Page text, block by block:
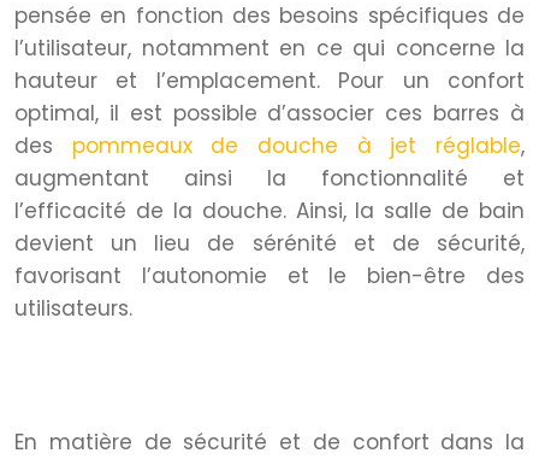
pensée en fonction des besoins spécifiques de
l’utilisateur, notamment en ce qui concerne la
hauteur et l’emplacement. Pour un confort
optimal, il est possible d’associer ces barres à
des pommeaux de douche à jet réglable,
augmentant ainsi la fonctionnalité et
l’efficacité de la douche. Ainsi, la salle de bain
devient un lieu de sérénité et de sécurité,
favorisant l’autonomie et le bien-être des
utilisateurs.
En matière de sécurité et de confort dans la